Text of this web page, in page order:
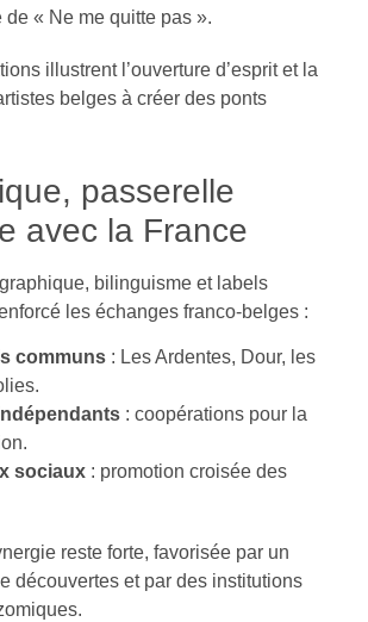
de « Ne me quitte pas ».
illustrent l’ouverture d’esprit et la
belges à créer des ponts
passerelle
avec la France
bilinguisme et labels
les échanges franco-belges :
communs : Les Ardentes, Dour, les
: coopérations pour la
sociaux : promotion croisée des
reste forte, favorisée par un
découvertes et par des institutions